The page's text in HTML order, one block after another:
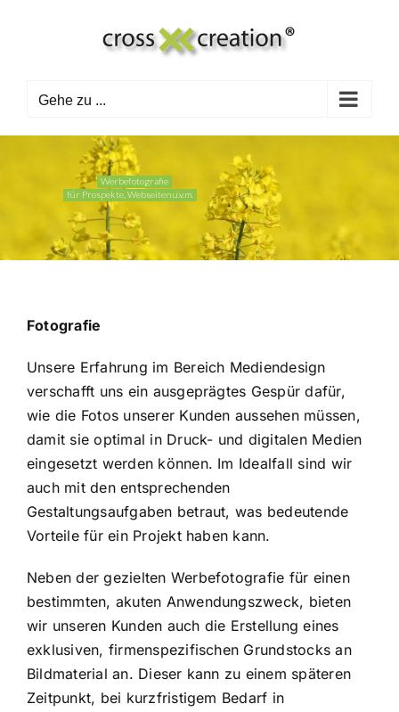
Gehe zu ...
Werbefotografie
für Prospekte, Webseiten u.v.m.
Fotografie
Unsere Erfahrung im Bereich Mediendesign
verschafft uns ein ausgeprägtes Gespür dafür,
wie die Fotos unserer Kunden aussehen müssen,
damit sie optimal in Druck- und digitalen Medien
eingesetzt werden können. Im Idealfall sind wir
auch mit den entsprechenden
Gestaltungsaufgaben betraut, was bedeutende
Vorteile für ein Projekt haben kann.
Neben der gezielten Werbefotografie für einen
bestimmten, akuten Anwendungszweck, bieten
wir unseren Kunden auch die Erstellung eines
exklusiven, firmenspezifischen Grundstocks an
Bildmaterial an. Dieser kann zu einem späteren
Zeitpunkt, bei kurzfristigem Bedarf in